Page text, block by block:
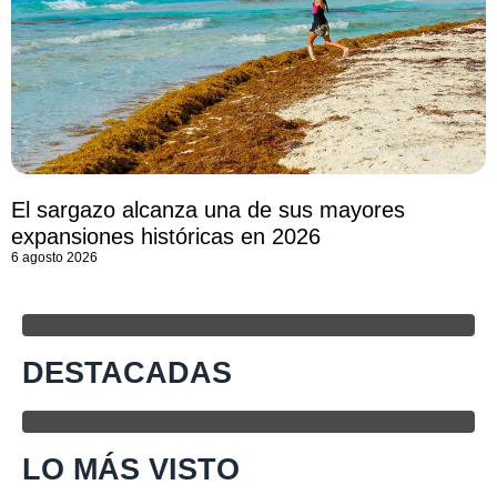
El sargazo alcanza una de sus mayores
expansiones históricas en 2026
6 agosto 2026
DESTACADAS
LO MÁS VISTO